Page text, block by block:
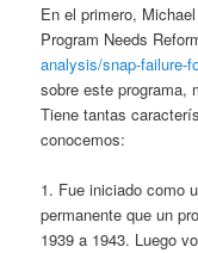
En el primero,
Program Needs
analysis/snap-failure-
sobre este programa,
Tiene tantas
conocemos:
1. Fue iniciado como
permanente que un
1939 a 1943. Luego